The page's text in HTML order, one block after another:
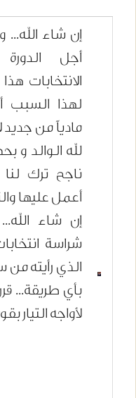
إن شاء الله...
أجل الدورة
الانتخابات
لهذا السبب
مادياً من
لله الوالد و
ناجح ترك
أعمل عليها
إن شاء
شراسة
الذي رأيته من
بأي طريقة...
لأواجه التيار